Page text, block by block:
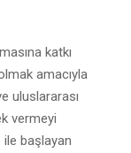
katkı
amacıyla
uluslararası
vermeyi
ile başlayan